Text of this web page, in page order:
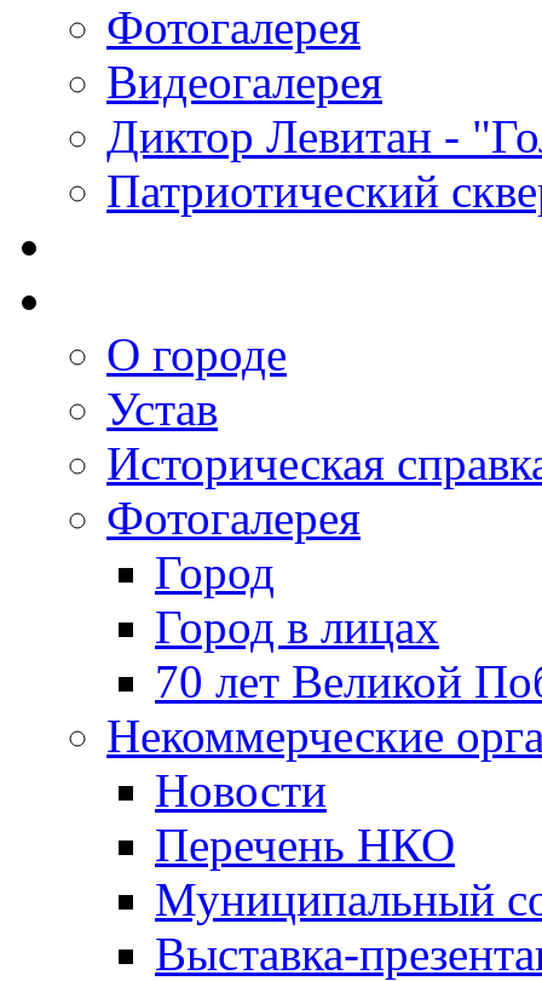
Фотогалерея
Видеогалерея
Диктор Левитан -
Патриотический
О городе
Устав
Историческая
Фотогалерея
Город
Город в лицах
70 лет Великой
Некоммерческие
Новости
Перечень НКО
Муниципальный
Выставка-